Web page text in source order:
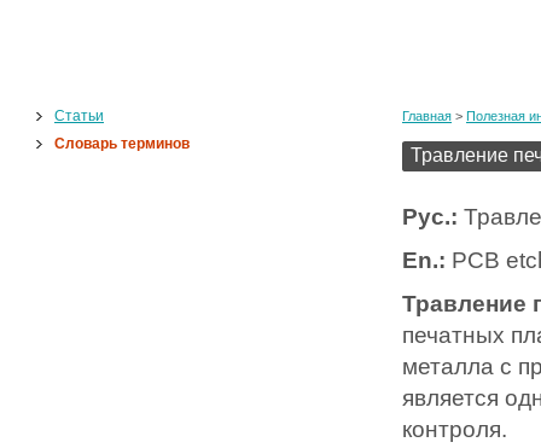
Статьи
Словарь терминов
Главная > Полезная
Травление
Рус.:
En.: PCB
Травление
печатных
металла с
является
контроля.